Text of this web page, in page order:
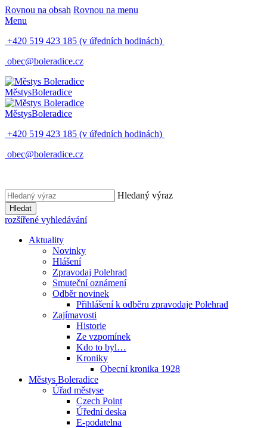
Rovnou na obsah Rovnou na menu
Menu
+420 519 423 185 (v úředních hodinách)
obec@boleradice.cz
MěstysBoleradice
MěstysBoleradice
+420 519 423 185 (v úředních hodinách)
obec@boleradice.cz
Hledaný výraz
Hledat
rozšířené vyhledávání
Aktuality
Novinky
Hlášení
Zpravodaj Polehrad
Smuteční oznámení
Odběr novinek
Přihlášení k odběru zpravodaje Polehrad
Zajímavosti
Historie
Ze vzpomínek
Kdo to byl…
Kroniky
Obecní kronika 1928
Městys Boleradice
Úřad městyse
Czech Point
Úřední deska
E-podatelna